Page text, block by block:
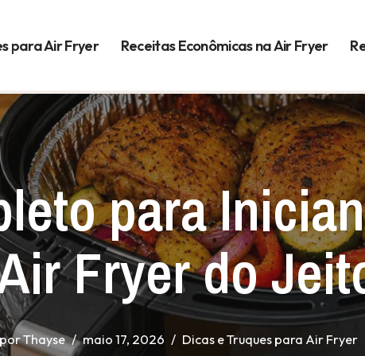
para Air Fryer Receitas Econômicas na Air Fryer
para
Fryer do
porThayse maio 17, 2026 Dicas e Truques para Air Fryer